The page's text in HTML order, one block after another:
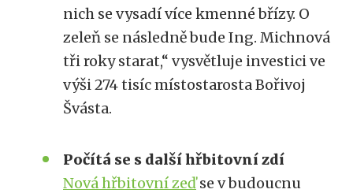
nich se vysadí více kmenné břízy. O
zeleň se následně bude Ing. Michnová
tři roky starat,“ vysvětluje investici ve
výši 274 tisíc místostarosta Bořivoj
Švásta.
Počítá se s další hřbitovní zdí
Nová hřbitovní zeďse v budoucnu